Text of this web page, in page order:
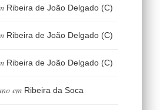
Ribeira de João Delgado (C)
Ribeira de João Delgado (C)
Ribeira de João Delgado (C)
em Ribeira da Soca